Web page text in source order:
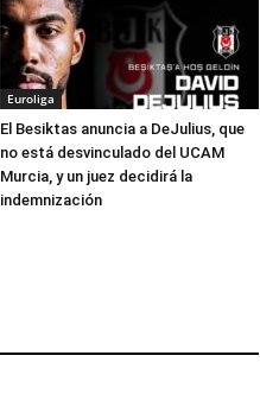
Euroliga
El Besiktas anuncia a DeJulius, que
no está desvinculado del UCAM
Murcia, y un juez decidirá la
indemnización